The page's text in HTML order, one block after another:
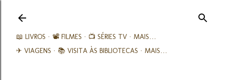
📖 LIVROS 📽️ FILMES 📺 SÉRIES TV
MAIS…
✈ VIAGENS
📚︎ VISITA ÀS BIBLIOTECAS MAIS…